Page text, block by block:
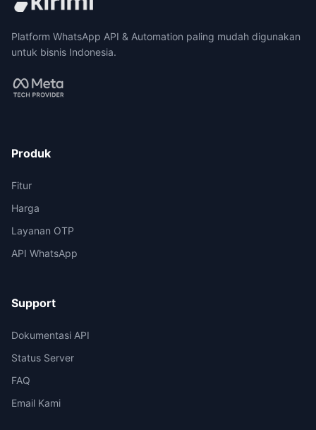
Platform WhatsApp API & Automation paling mudah digunakan
untuk bisnis Indonesia.
Produk
Fitur
Harga
Layanan OTP
API WhatsApp
Support
Dokumentasi API
Status Server
FAQ
Email Kami